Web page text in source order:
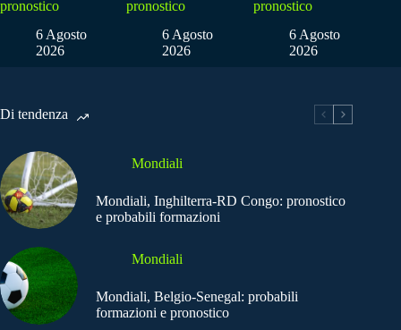
pronostico
6 Agosto
2026
pronostico
6 Agosto
2026
pronostico
6 Agosto
2026
Di tendenza
Mondiali
Mondiali, Inghilterra-RD Congo: pronostico
e probabili formazioni
Mondiali
Mondiali, Belgio-Senegal: probabili
formazioni e pronostico